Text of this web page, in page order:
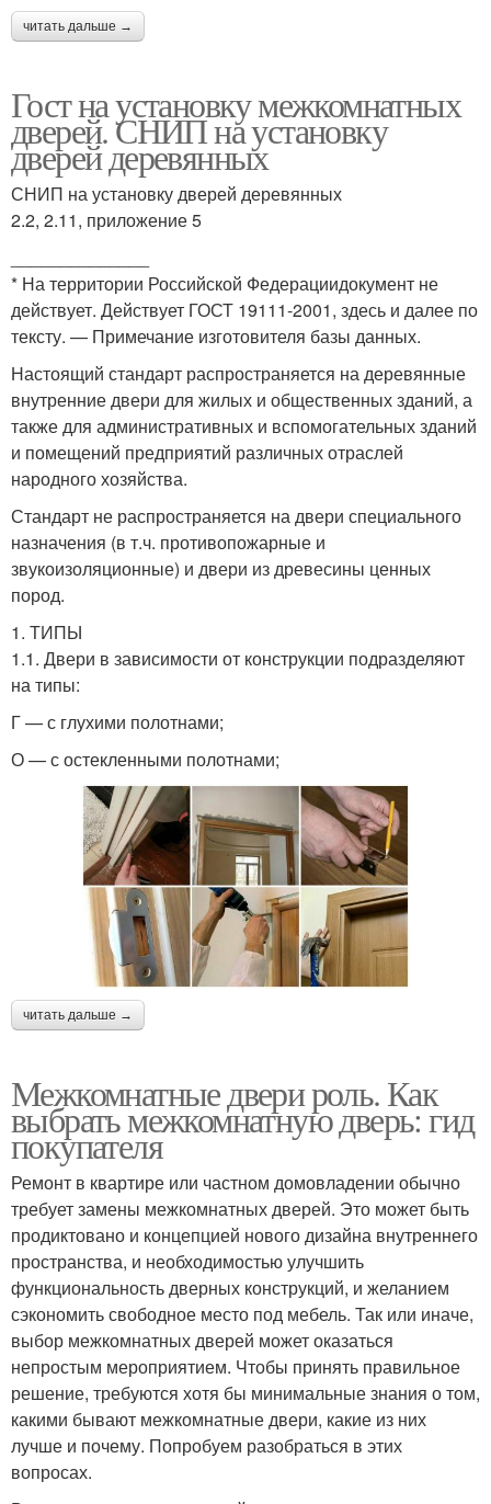
читать дальше →
Гост на установку межкомнатных
дверей. СНИП на установку
дверей деревянных
СНИП на установку дверей деревянных
2.2, 2.11, приложение 5
* На территории Российской Федерациидокумент не
действует. Действует ГОСТ 19111-2001, здесь и далее по
тексту. — Примечание изготовителя базы данных.
Настоящий стандарт распространяется на деревянные
внутренние двери для жилых и общественных зданий, а
также для административных и вспомогательных зданий
и помещений предприятий различных отраслей
народного хозяйства.
Стандарт не распространяется на двери специального
назначения (в т.ч. противопожарные и
звукоизоляционные) и двери из древесины ценных
пород.
1. ТИПЫ
1.1. Двери в зависимости от конструкции подразделяют
на типы:
Г — с глухими полотнами;
О — с остекленными полотнами;
читать дальше →
Межкомнатные двери роль. Как
выбрать межкомнатную дверь: гид
покупателя
Ремонт в квартире или частном домовладении обычно
требует замены межкомнатных дверей. Это может быть
продиктовано и концепцией нового дизайна внутреннего
пространства, и необходимостью улучшить
функциональность дверных конструкций, и желанием
сэкономить свободное место под мебель. Так или иначе,
выбор межкомнатных дверей может оказаться
непростым мероприятием. Чтобы принять правильное
решение, требуются хотя бы минимальные знания о том,
какими бывают межкомнатные двери, какие из них
лучше и почему. Попробуем разобраться в этих
вопросах.